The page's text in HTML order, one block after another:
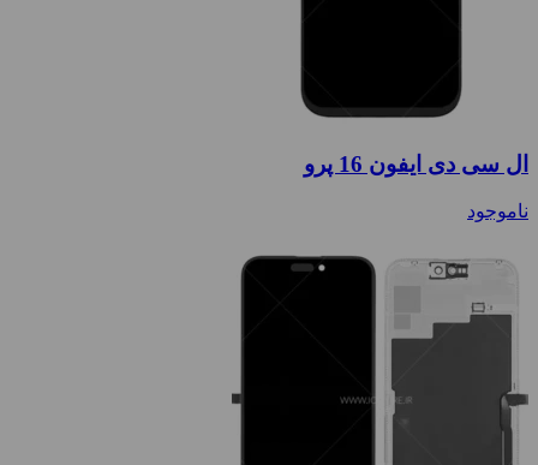
ال سی دی ایفون 16 پرو
ناموجود